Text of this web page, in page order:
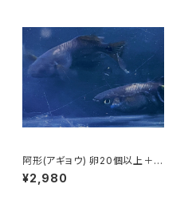
阿形(アギョウ) 卵20個以上＋α
【極上種親使用】
¥2,980